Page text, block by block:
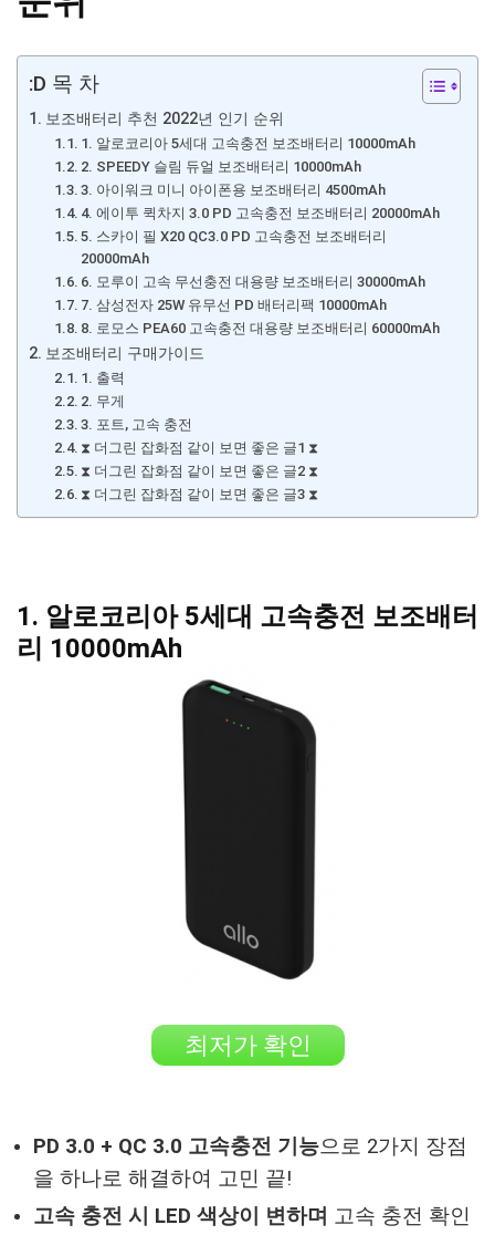
:D 목 차
보조배터리 추천 2022년 인기 순위
1. 알로코리아 5세대 고속충전 보조배터리 10000mAh
2. SPEEDY 슬림 듀얼 보조배터리 10000mAh
3. 아이워크 미니 아이폰용 보조배터리 4500mAh
4. 에이투 퀵차지 3.0 PD 고속충전 보조배터리 20000mAh
5. 스카이 필 X20 QC3.0 PD 고속충전 보조배터리
20000mAh
6. 모루이 고속 무선충전 대용량 보조배터리 30000mAh
7. 삼성전자 25W 유무선 PD 배터리팩 10000mAh
8. 로모스 PEA60 고속충전 대용량 보조배터리 60000mAh
보조배터리 구매가이드
1. 출력
2. 무게
3. 포트, 고속 충전
⧗ 더그린 잡화점 같이 보면 좋은 글1 ⧗
⧗ 더그린 잡화점 같이 보면 좋은 글2 ⧗
⧗ 더그린 잡화점 같이 보면 좋은 글3 ⧗
1. 알로코리아 5세대 고속충전 보조배터
리 10000mAh
최저가 확인
PD 3.0 + QC 3.0 고속충전 기능으로 2가지 장점
을 하나로 해결하여 고민 끝!
고속 충전 시 LED 색상이 변하며 고속 충전 확인